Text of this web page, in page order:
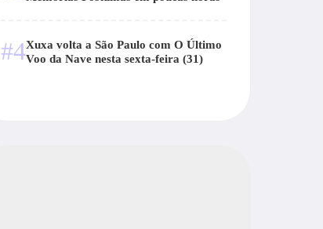
#4Xuxa volta a São Paulo com O Último
Voo da Nave nesta sexta-feira (31)